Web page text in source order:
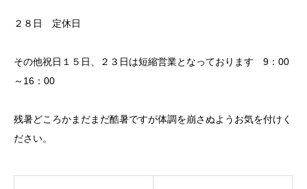
２８日 定休日
その他祝日１５日、２３日は短縮営業となっております 9：00
～16：00
残暑どころかまだまだ酷暑ですが体調を崩さぬようお気を付けく
ださい。